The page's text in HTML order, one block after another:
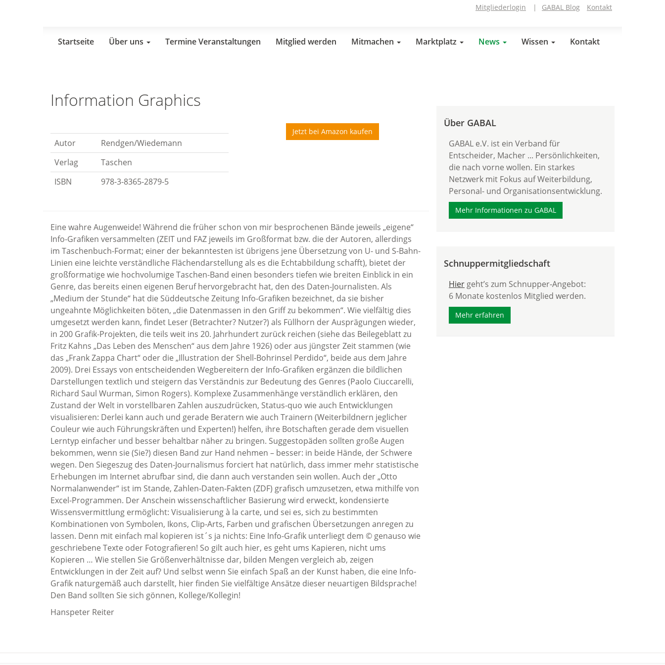
Mitgliederlogin | GABAL Blog Kontakt
Startseite Über uns Termine Veranstaltungen Mitglied werden Mitmachen Marktplatz News Wissen Kontakt
Information Graphics
Autor
Rendgen/Wiedemann
Verlag
Taschen
ISBN
978-3-8365-2879-5
Jetzt bei Amazon kaufen
Eine wahre Augenweide! Während die früher schon von mir besprochenen Bände jeweils „eigene“
Info-Grafiken versammelten (ZEIT und FAZ jeweils im Großformat bzw. die der Autoren, allerdings
im Taschenbuch-Format; einer der bekanntesten ist übrigens jene Übersetzung von U- und S-Bahn-
Linien eine leichte verständliche Flächendarstellung als es die Echtabbildung schafft), bietet der
großformatige wie hochvolumige Taschen-Band einen besonders tiefen wie breiten Einblick in ein
Genre, das bereits einen eigenen Beruf hervorgebracht hat, den des Daten-Journalisten. Als
„Medium der Stunde“ hat die Süddeutsche Zeitung Info-Grafiken bezeichnet, da sie bisher
ungeahnte Möglichkeiten böten, „die Datenmassen in den Griff zu bekommen“. Wie vielfältig dies
umgesetzt werden kann, findet Leser (Betrachter? Nutzer?) als Füllhorn der Ausprägungen wieder,
in 200 Grafik-Projekten, die teils weit ins 20. Jahrhundert zurück reichen (siehe das Beilegeblatt zu
Fritz Kahns „Das Leben des Menschen“ aus dem Jahre 1926) oder aus jüngster Zeit stammen (wie
das „Frank Zappa Chart“ oder die „Illustration der Shell-Bohrinsel Perdido“, beide aus dem Jahre
2009). Drei Essays von entscheidenden Wegbereitern der Info-Grafiken ergänzen die bildlichen
Darstellungen textlich und steigern das Verständnis zur Bedeutung des Genres (Paolo Ciuccarelli,
Richard Saul Wurman, Simon Rogers). Komplexe Zusammenhänge verständlich erklären, den
Zustand der Welt in vorstellbaren Zahlen auszudrücken, Status-quo wie auch Entwicklungen
visualisieren: Derlei kann auch und gerade Beratern wie auch Trainern (Weiterbildnern jeglicher
Couleur wie auch Führungskräften und Experten!) helfen, ihre Botschaften gerade dem visuellen
Lerntyp einfacher und besser behaltbar näher zu bringen. Suggestopäden sollten große Augen
bekommen, wenn sie (Sie?) diesen Band zur Hand nehmen – besser: in beide Hände, der Schwere
wegen. Den Siegeszug des Daten-Journalismus forciert hat natürlich, dass immer mehr statistische
Erhebungen im Internet abrufbar sind, die dann auch verstanden sein wollen. Auch der „Otto
Normalanwender“ ist im Stande, Zahlen-Daten-Fakten (ZDF) grafisch umzusetzen, etwa mithilfe von
Excel-Programmen. Der Anschein wissenschaftlicher Basierung wird erweckt, kondensierte
Wissensvermittlung ermöglicht: Visualisierung à la carte, und sei es, sich zu bestimmten
Kombinationen von Symbolen, Ikons, Clip-Arts, Farben und grafischen Übersetzungen anregen zu
lassen. Denn mit einfach mal kopieren ist´s ja nichts: Eine Info-Grafik unterliegt dem © genauso wie
geschriebene Texte oder Fotografieren! So gilt auch hier, es geht ums Kapieren, nicht ums
Kopieren … Wie stellen Sie Größenverhältnisse dar, bilden Mengen vergleich ab, zeigen
Entwicklungen in der Zeit auf? Und selbst wenn Sie einfach Spaß an der Kunst haben, die eine Info-
Grafik naturgemäß auch darstellt, hier finden Sie vielfältige Ansätze dieser neuartigen Bildsprache!
Den Band sollten Sie sich gönnen, Kollege/Kollegin!
Hanspeter Reiter
Über GABAL
GABAL e.V. ist ein Verband für
Entscheider, Macher ... Persönlichkeiten,
die nach vorne wollen. Ein starkes
Netzwerk mit Fokus auf Weiterbildung,
Personal- und Organisationsentwicklung.
Mehr Informationen zu GABAL
Schnuppermitgliedschaft
Hier geht’s zum Schnupper-Angebot:
6 Monate kostenlos Mitglied werden.
Mehr erfahren